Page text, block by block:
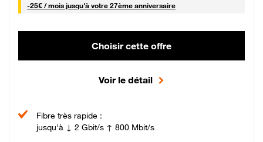
-25€ / mois25 € par mois
jusqu'à votre 27ème anniversaire
Choisir cette offre
Voir le détail
Fibre très rapide :
jusqu'à ↓ 2 Gbit/s ↑ 800 Mbit/s